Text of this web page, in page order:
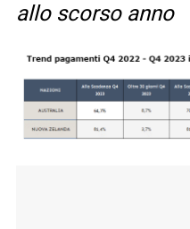
allo scorso anno